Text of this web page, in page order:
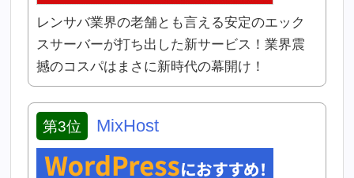
レンサバ業界の老舗とも言える安定のエック
スサーバーが打ち出した新サービス！業界震
撼のコスパはまさに新時代の幕開け！
第3位 MixHost